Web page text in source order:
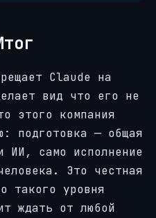
Claude на
вид что его не
этого компания
подготовка — общая
ИИ, само исполнение
Это честная
такого уровня
ждать от любой